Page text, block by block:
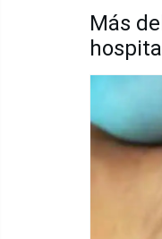
Más